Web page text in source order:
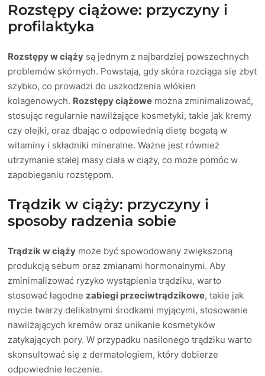
Rozstępy ciążowe: przyczyny i
profilaktyka
Rozstępy w ciąży są jednym z najbardziej powszechnych
problemów skórnych. Powstają, gdy skóra rozciąga się zbyt
szybko, co prowadzi do uszkodzenia włókien
kolagenowych. Rozstępy ciążowe można zminimalizować,
stosując regularnie nawilżające kosmetyki, takie jak kremy
czy olejki, oraz dbając o odpowiednią dietę bogatą w
witaminy i składniki mineralne. Ważne jest również
utrzymanie stałej masy ciała w ciąży, co może pomóc w
zapobieganiu rozstępom.
Trądzik w ciąży: przyczyny i
sposoby radzenia sobie
Trądzik w ciąży może być spowodowany zwiększoną
produkcją sebum oraz zmianami hormonalnymi. Aby
zminimalizować ryzyko wystąpienia trądziku, warto
stosować łagodne zabiegi przeciwtrądzikowe, takie jak
mycie twarzy delikatnymi środkami myjącymi, stosowanie
nawilżających kremów oraz unikanie kosmetyków
zatykających pory. W przypadku nasilonego trądziku warto
skonsultować się z dermatologiem, który dobierze
odpowiednie leczenie.